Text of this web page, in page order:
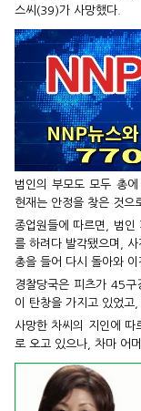
스씨(39)가 사망했다.
범인의 부모도 모두 총
현재는 안정을 찾은 것으
종업원들에 따르면, 범인
를 하려다 발각됐으며,
총을 들어 다시 돌아와 이
경찰당국은 피츠가 45
이 탄창을 가지고 있었고
사망한 차씨의 지인에
로 오고 있으나, 차마 어